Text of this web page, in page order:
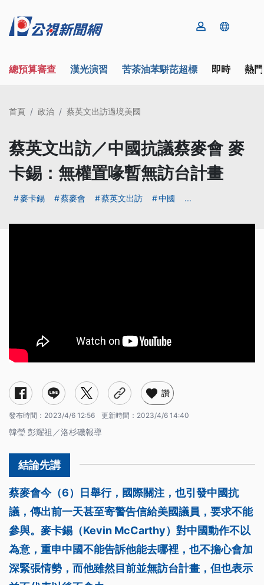
總預算審查 漢光演習 苦茶油苯駢芘超標 即時 熱
首頁 政治 蔡英文出訪過境美國
蔡英文出訪／中國抗議蔡麥會 麥
卡錫：無權置喙暫無訪台計畫
麥卡錫 蔡麥會 蔡英文出訪 中國 ...
讚
發布時間： 2023/4/6 12:56 更新時間： 2023/4/6 14:40
韓瑩 彭耀祖／洛杉磯報導
蔡麥會今（6）日舉行，國際關注，也引發中國抗
議，傳出前一天甚至寄警告信給美國議員，要求不能
參與。麥卡錫（Kevin McCarthy）對中國動作不以
為意，重申中國不能告訴他能去哪裡，也不擔心會加
深緊張情勢，而他雖然目前並無訪台計畫，但也表示